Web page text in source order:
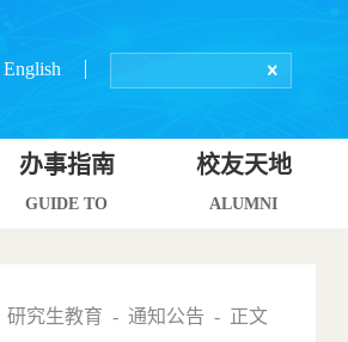
English
办事指南
GUIDE TO
校友天地
ALUMNI
研究生教育 -通知公告 - 正文